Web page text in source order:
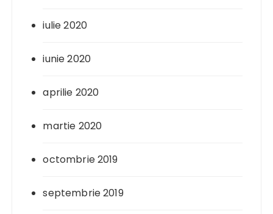
iulie 2020
iunie 2020
aprilie 2020
martie 2020
octombrie 2019
septembrie 2019